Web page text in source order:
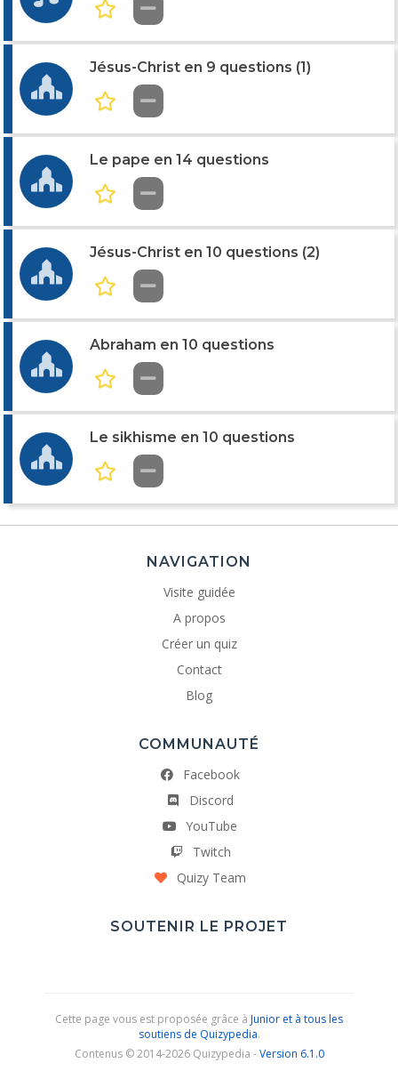
Jésus-Christ en 9 questions (1)
Le pape en 14 questions
Jésus-Christ en 10 questions (2)
Abraham en 10 questions
Le sikhisme en 10 questions
NAVIGATION
Visite guidée
A propos
Créer un quiz
Contact
Blog
COMMUNAUTÉ
Facebook
Discord
YouTube
Twitch
Quizy Team
SOUTENIR LE PROJET
Cette page vous est proposée grâce à Junior et à tous les
soutiens de Quizypedia.
Contenus © 2014-2026 Quizypedia -Version 6.1.0